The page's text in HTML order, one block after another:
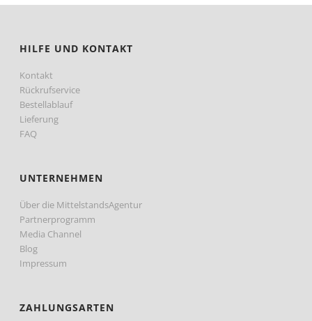
HILFE UND KONTAKT
Kontakt
Rückrufservice
Bestellablauf
Lieferung
FAQ
UNTERNEHMEN
Über die MittelstandsAgentur
Partnerprogramm
Media Channel
Blog
Impressum
ZAHLUNGSARTEN